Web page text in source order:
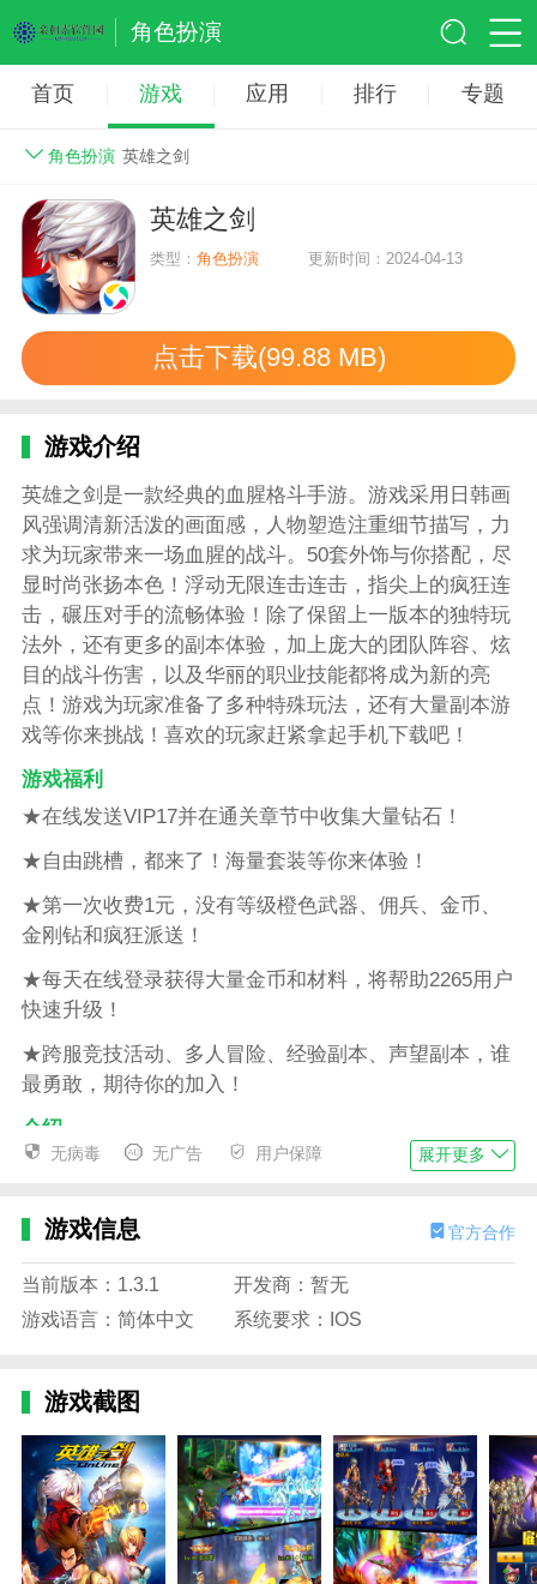
角色扮演
首页 游戏 应用 排行 专题
角色扮演 英雄之剑
英雄之剑
类型：角色扮演 更新时间：2024-04-13
点击下载(99.88 MB)
游戏介绍
英雄之剑是一款经典的血腥格斗手游。游戏采用日韩画
风强调清新活泼的画面感，人物塑造注重细节描写，力
求为玩家带来一场血腥的战斗。50套外饰与你搭配，尽
显时尚张扬本色！浮动无限连击连击，指尖上的疯狂连
击，碾压对手的流畅体验！除了保留上一版本的独特玩
法外，还有更多的副本体验，加上庞大的团队阵容、炫
目的战斗伤害，以及华丽的职业技能都将成为新的亮
点！游戏为玩家准备了多种特殊玩法，还有大量副本游
戏等你来挑战！喜欢的玩家赶紧拿起手机下载吧！
游戏福利
★在线发送VIP17并在通关章节中收集大量钻石！
★自由跳槽，都来了！海量套装等你来体验！
★第一次收费1元，没有等级橙色武器、佣兵、金币、
金刚钻和疯狂派送！
★每天在线登录获得大量金币和材料，将帮助2265用户
快速升级！
★跨服竞技活动、多人冒险、经验副本、声望副本，谁
最勇敢，期待你的加入！
介绍
普通复印掉落
币，副本结算时也会获得金币奖励。如果玩家缺少金
币，他可以尝试通过海关获得副本。掉落的金币数量会
随着副本关卡的难度增加而增加，但无论副本有多好，
给予的金币数量都会变少。
任务奖励会一直伴随玩家。任务包括日常任务和等级任
务，并且有大量的奖励。任务奖励基本可以满足前期玩
家的基本需求。
金币的复制品
在玩家等级达到35级后，金币副本将会开启，每天可以
无病毒 无广告 用户保障 展开更多
游戏信息 官方合作
当前版本：1.3.1
开发商：暂无
游戏语言：简体中文
系统要求：IOS
游戏截图